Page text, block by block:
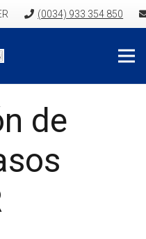
(0034) 933 354 850
de